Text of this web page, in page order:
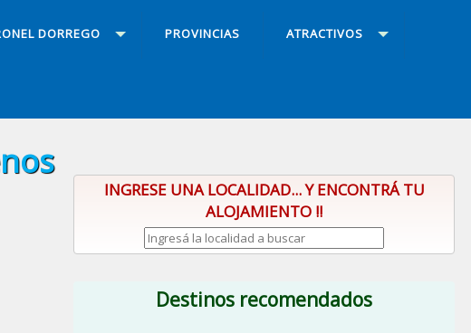
DORREGO PROVINCIAS ATRACTIVOS
INGRESE UNA LOCALIDAD... Y ENCONTRÁ TU
ALOJAMIENTO !!
Destinos recomendados